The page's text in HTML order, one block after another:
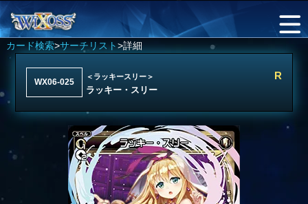
カード検索>サーチリスト>詳細
WX06-025
＜ラッキースリー＞
ラッキー・スリー
R